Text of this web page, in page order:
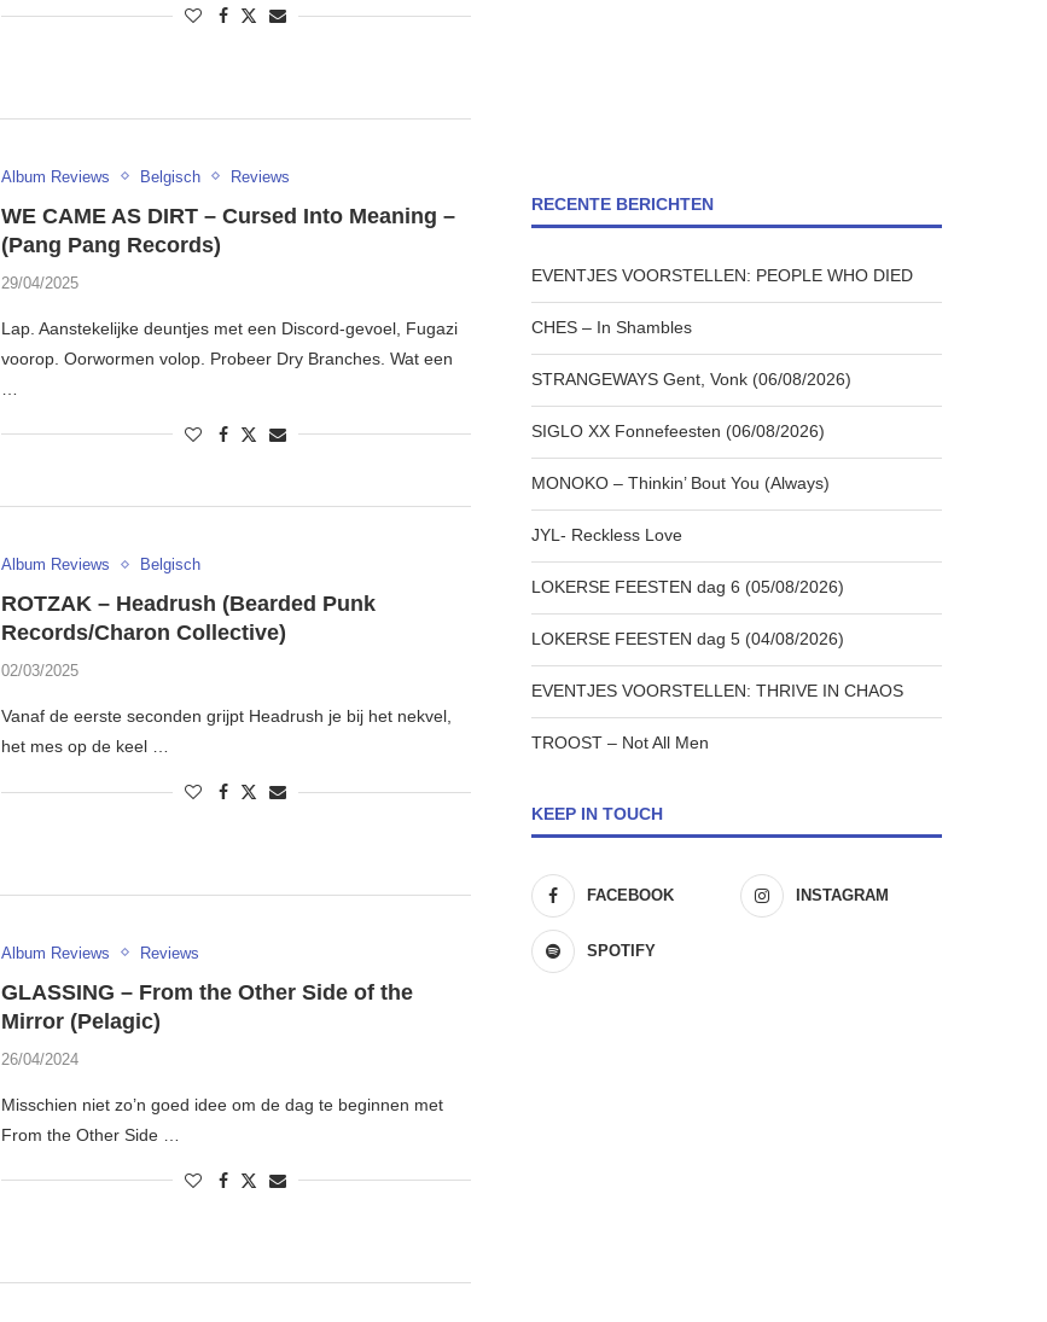
Album Reviews Belgisch Reviews
WE CAME AS DIRT – Cursed Into Meaning –
(Pang Pang Records)
29/04/2025
Lap. Aanstekelijke deuntjes met een Discord-gevoel, Fugazi
voorop. Oorwormen volop. Probeer Dry Branches. Wat een
Album Reviews Belgisch
ROTZAK – Headrush (Bearded Punk
Records/Charon Collective)
02/03/2025
Vanaf de eerste seconden grijpt Headrush je bij het nekvel,
het mes op de keel …
Album Reviews Reviews
GLASSING – From the Other Side of the
Mirror (Pelagic)
26/04/2024
Misschien niet zo’n goed idee om de dag te beginnen met
From the Other Side …
RECENTE BERICHTEN
EVENTJES VOORSTELLEN: PEOPLE WHO DIED
CHES – In Shambles
STRANGEWAYS Gent, Vonk (06/08/2026)
SIGLO XX Fonnefeesten (06/08/2026)
MONOKO – Thinkin’ Bout You (Always)
JYL- Reckless Love
LOKERSE FEESTEN dag 6 (05/08/2026)
LOKERSE FEESTEN dag 5 (04/08/2026)
EVENTJES VOORSTELLEN: THRIVE IN CHAOS
TROOST – Not All Men
KEEP IN TOUCH
FACEBOOK INSTAGRAM
SPOTIFY